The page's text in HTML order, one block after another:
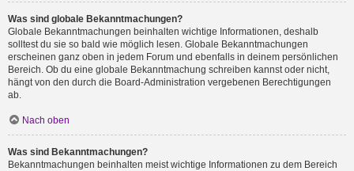
Was sind globale Bekanntmachungen?
Globale Bekanntmachungen beinhalten wichtige Informationen, deshalb
solltest du sie so bald wie möglich lesen. Globale Bekanntmachungen
erscheinen ganz oben in jedem Forum und ebenfalls in deinem persönlichen
Bereich. Ob du eine globale Bekanntmachung schreiben kannst oder nicht,
hängt von den durch die Board-Administration vergebenen Berechtigungen
ab.
Nach oben
Was sind Bekanntmachungen?
Bekanntmachungen beinhalten meist wichtige Informationen zu dem Bereich